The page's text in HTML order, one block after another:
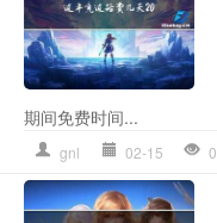
期间免费时间...
gnl 02-15 0